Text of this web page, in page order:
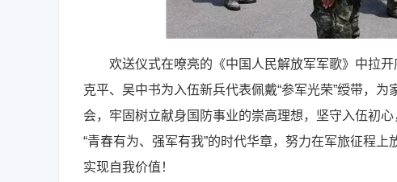
欢送仪式在嘹亮的《中国人民解放军军歌》中拉开
克平、吴中书为入伍新兵代表佩戴“参军光荣”绶带，
会，牢固树立献身国防事业的崇高理想，坚守入伍初
“青春有为、强军有我”的时代华章，努力在军旅征程
实现自我价值！